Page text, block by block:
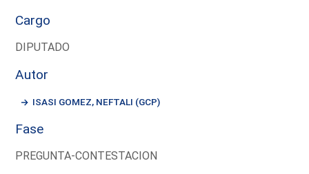
Cargo
DIPUTADO
Autor
ISASI GOMEZ, NEFTALI (GCP)
Fase
PREGUNTA-CONTESTACION